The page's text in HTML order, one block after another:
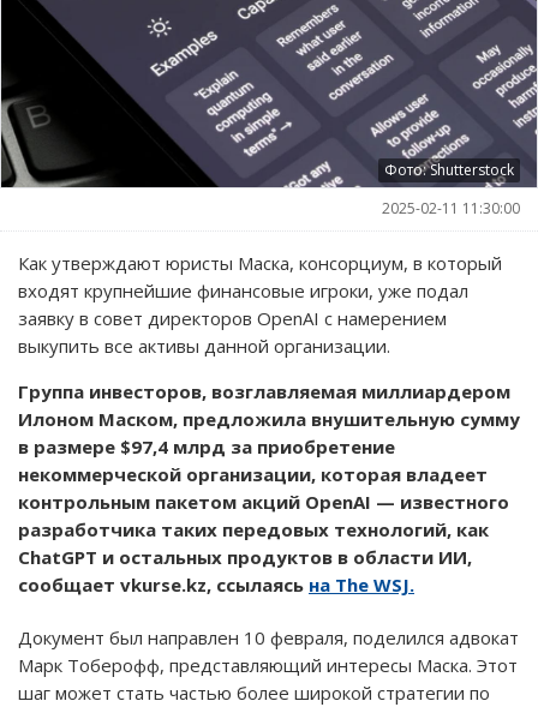
Фото: Shutterstock
2025-02-11 11:30:00
Как утверждают юристы Маска, консорциум, в который
входят крупнейшие финансовые игроки, уже подал
заявку в совет директоров OpenAI с намерением
выкупить все активы данной организации.
Группа инвесторов, возглавляемая миллиардером
Илоном Маском, предложила внушительную сумму
в размере $97,4 млрд за приобретение
некоммерческой организации, которая владеет
контрольным пакетом акций OpenAI — известного
разработчика таких передовых технологий, как
ChatGPT и остальных продуктов в области ИИ,
сообщает vkurse.kz, ссылаясь на The WSJ.
Документ был направлен 10 февраля, поделился адвокат
Марк Тоберофф, представляющий интересы Маска. Этот
шаг может стать частью более широкой стратегии по